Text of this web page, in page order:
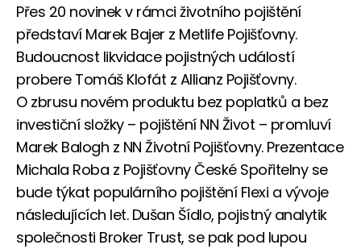
Přes 20 novinek v rámci životního pojištění
představí Marek Bajer z Metlife Pojišťovny.
Budoucnost likvidace pojistných událostí
probere Tomáš Klofát z Allianz Pojišťovny.
O zbrusu novém produktu bez poplatků a bez
investiční složky – pojištění NN Život – promluví
Marek Balogh z NN Životní Pojišťovny. Prezentace
Michala Roba z Pojišťovny České Spořitelny se
bude týkat populárního pojištění Flexi a vývoje
následujících let. Dušan Šídlo, pojistný analytik
společnosti Broker Trust, se pak pod lupou